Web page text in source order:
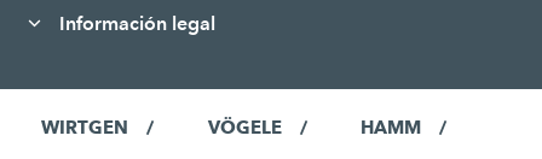
Información legal
WIRTGEN VÖGELE HAMM